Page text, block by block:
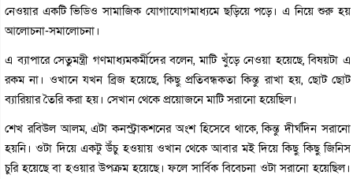
নেওয়ার একটি ভিডিও সামাজিক যোগাযোগমাধ্যমে ছড়িয়ে পড়ে। এ নিয়ে শুরু হয়
আলোচনা-সমালোচনা।
এ ব্যাপারে সেতুমন্ত্রী গণমাধ্যমকর্মীদের বলেন, মাটি খুঁড়ে নেওয়া হয়েছে, বিষয়টা এ
রকম না। ওখানে যখন ব্রিজ হয়েছে, কিছু প্রতিবন্ধকতা কিন্তু রাখা হয়, ছোট ছোট
ব্যারিয়ার তৈরি করা হয়। সেখান থেকে প্রয়োজনে মাটি সরানো হয়েছিল।
শেখ রবিউল আলম, এটা কনস্ট্রাকশনের অংশ হিসেবে থাকে, কিন্তু দীর্ঘদিন সরানো
হয়নি। ওটা দিয়ে একটু উঁচু হওয়ায় ওখান থেকে আবার মই দিয়ে কিছু কিছু জিনিস
চুরি হয়েছে বা হওয়ার উপক্রম হয়েছে। ফলে সার্বিক বিবেচনা ওটা সরানো হয়েছিল।